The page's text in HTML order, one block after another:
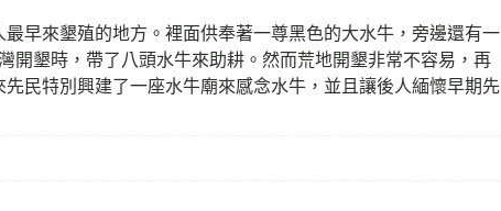
早來墾殖的地方。裡面供奉著一尊黑色的大水牛，旁邊還有一
開墾時，帶了八頭水牛來助耕。然而荒地開墾非常不容易，再
民特別興建了一座水牛廟來感念水牛，並且讓後人緬懷早期先